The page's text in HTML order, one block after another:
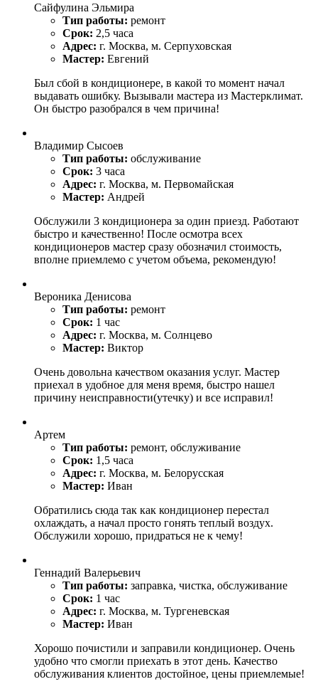
Сайфулина Эльмира
Тип работы: ремонт
Срок: 2,5 часа
Адрес: г. Москва, м. Серпуховская
Мастер: Евгений
Был сбой в кондиционере, в какой то момент начал
выдавать ошибку. Вызывали мастера из Мастерклимат.
Он быстро разобрался в чем причина!
Владимир Сысоев
Тип работы: обслуживание
Срок: 3 часа
Адрес: г. Москва, м. Первомайская
Мастер: Андрей
Обслужили 3 кондиционера за один приезд. Работают
быстро и качественно! После осмотра всех
кондиционеров мастер сразу обозначил стоимость,
вполне приемлемо с учетом объема, рекомендую!
Вероника Денисова
Тип работы: ремонт
Срок: 1 час
Адрес: г. Москва, м. Солнцево
Мастер: Виктор
Очень довольна качеством оказания услуг. Мастер
приехал в удобное для меня время, быстро нашел
причину неисправности(утечку) и все исправил!
Артем
Тип работы: ремонт, обслуживание
Срок: 1,5 часа
Адрес: г. Москва, м. Белорусская
Мастер: Иван
Обратились сюда так как кондиционер перестал
охлаждать, а начал просто гонять теплый воздух.
Обслужили хорошо, придраться не к чему!
Геннадий Валерьевич
Тип работы: заправка, чистка, обслуживание
Срок: 1 час
Адрес: г. Москва, м. Тургеневская
Мастер: Иван
Хорошо почистили и заправили кондиционер. Очень
удобно что смогли приехать в этот день. Качество
обслуживания клиентов достойное, цены приемлемые!